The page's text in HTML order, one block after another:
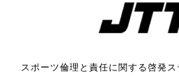
スポーツ倫理と責任に関する啓発